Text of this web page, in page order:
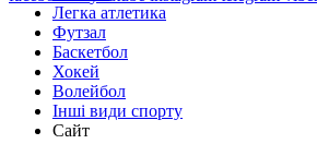
Легка атлетика
Футзал
Баскетбол
Хокей
Волейбол
Інші види спорту
Сайт